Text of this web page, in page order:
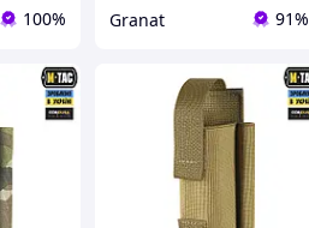
100% Granat 91%